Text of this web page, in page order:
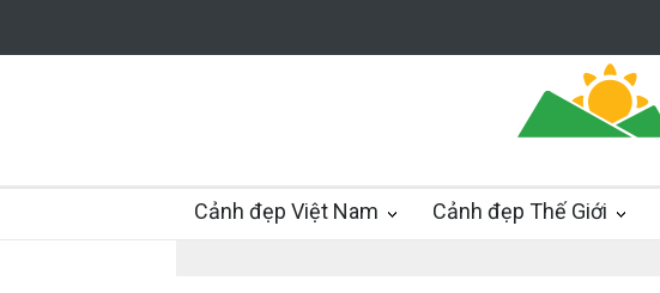
Cảnh đẹp Việt Nam Cảnh đẹp Thế Giới